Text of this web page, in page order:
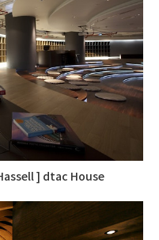
Hassell ] dtac House